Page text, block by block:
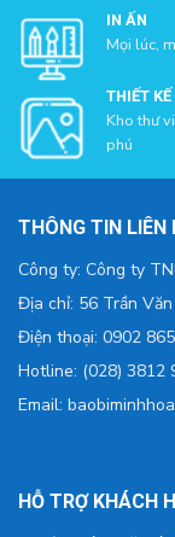
IN ẤN
Mọi lúc,
THIẾT KẾ
Kho thư
phú
THÔNG TIN LIÊN
Công ty: Công ty
Địa chỉ: 56 Trần Văn
Điện thoại: 0902
Hotline: (028) 3812
Email:
HỖ TRỢ KHÁCH